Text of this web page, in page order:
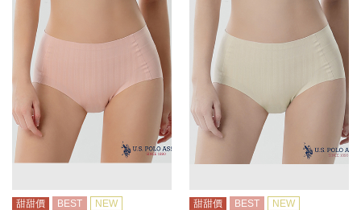
甜甜價 BEST NEW 甜甜價 BEST NEW